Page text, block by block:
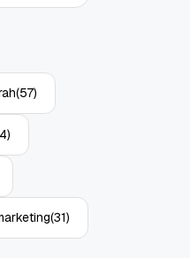
(57)
(31)